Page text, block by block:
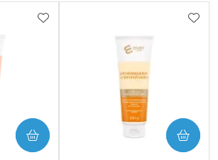
ADICIONAR AOS FAVORITOS
COMPRAR